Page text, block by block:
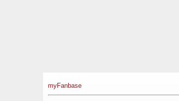
myFanbase